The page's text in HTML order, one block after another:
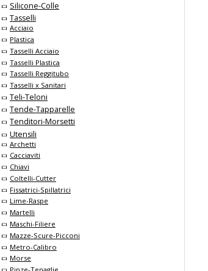
Silicone-Colle
Tasselli
Acciaio
Plastica
Tasselli Acciaio
Tasselli Plastica
Tasselli Reggitubo
Tasselli x Sanitari
Teli-Teloni
Tende-Tapparelle
Tenditori-Morsetti
Utensili
Archetti
Cacciaviti
Chiavi
Coltelli-Cutter
Fissatrici-Spillatrici
Lime-Raspe
Martelli
Maschi-Filiere
Mazze-Scure-Picconi
Metro-Calibro
Morse